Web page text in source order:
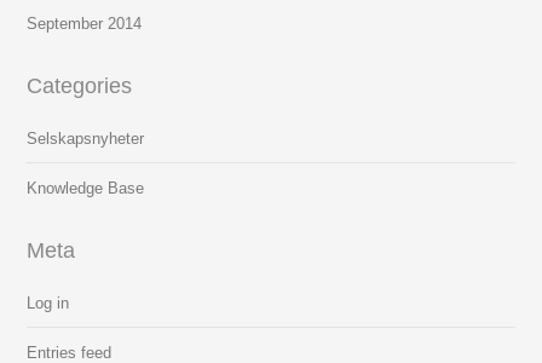
September 2014
Categories
Selskapsnyheter
Knowledge Base
Meta
Log in
Entries feed